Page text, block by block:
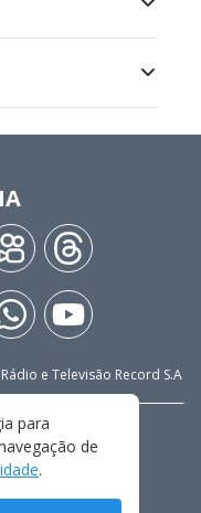
e Televisão Record S.A
PRIVACIDADE
USO
para
de
.